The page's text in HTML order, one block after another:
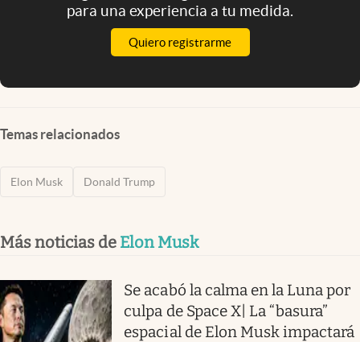
para una experiencia a tu medida.
Quiero registrarme
Temas relacionados
Elon Musk Donald Trump
Más noticias de Elon Musk
Se acabó la calma en la Luna por
culpa de Space X| La “basura”
espacial de Elon Musk impactará